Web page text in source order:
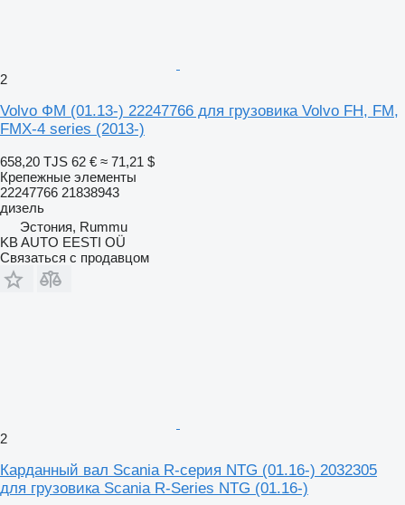
2
Volvo ФМ (01.13-) 22247766 для грузовика Volvo FH, FM,
FMX-4 series (2013-)
658,20 TJS 62 € ≈ 71,21 $
Крепежные элементы
22247766 21838943
дизель
Эстония, Rummu
KB AUTO EESTI OÜ
Связаться с продавцом
2
Карданный вал Scania R-серия NTG (01.16-) 2032305
для грузовика Scania R-Series NTG (01.16-)